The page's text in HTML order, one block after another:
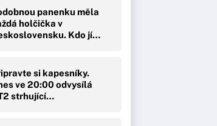
panenku měla
holčička v
Kdo jí…
si kapesníky.
ve 20:00 odvysílá
strhující…